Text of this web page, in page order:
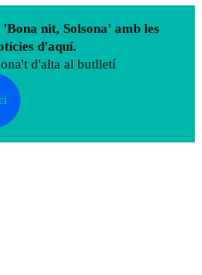
nit, Solsona' amb les
d'aquí.
d'alta al butlletí